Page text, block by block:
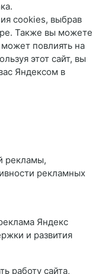
cookies, выбрав
Также вы можете
повлиять на
этот сайт, вы
Яндексом в
рекламы,
рекламных
Яндекс
и развития
работу сайта,